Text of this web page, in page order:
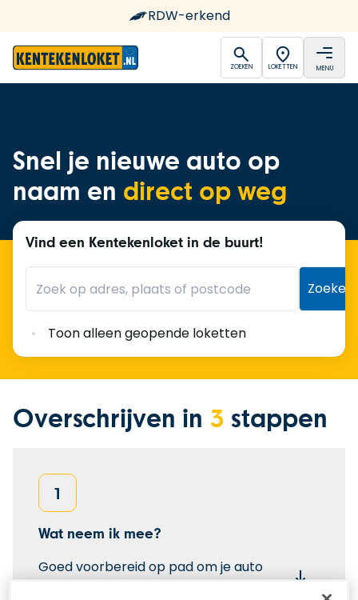
RDW-erkend
Ga naar de homepagina
open
ZOEKEN LOKETTEN MENU
Snel je nieuwe auto op
naam en direct op weg
Vind een Kentekenloket in de buurt!
Zoeken
Toon alleen geopende loketten
Overschrijven in 3 stappen
1
Wat neem ik mee?
Goed voorbereid op pad om je auto